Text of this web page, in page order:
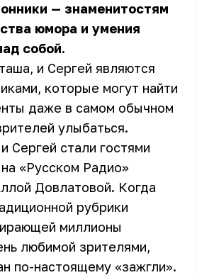
— знаменитостям
юмора и умения
собой.
и Сергей являются
которые могут найти
даже в самом обычном
улыбаться.
Сергей стали гостями
«Русском Радио»
Довлатовой. Когда
рубрики
миллионы
любимой зрителями,
по-настоящему «зажгли».